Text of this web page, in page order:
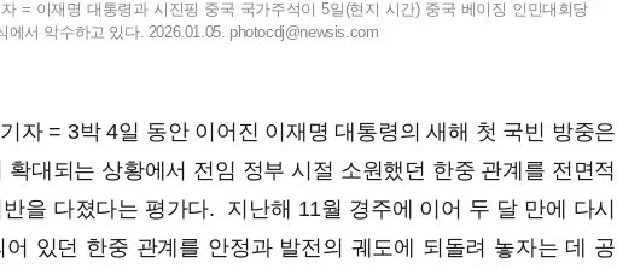
= 이재명 대통령과 시진핑 중국 국가주석이 5일(현지 시간) 중국 베이징 인민대회당
에서 악수하고 있다. 2026.01.05. photocdj@newsis.com
자 = 3박 4일 동안 이어진 이재명 대통령의 새해 첫 국빈 방중은
확대되는 상황에서 전임 정부 시절 소원했던 한중 관계를 전면적
을 다졌다는 평가다. 지난해 11월 경주에 이어 두 달 만에 다시
어 있던 한중 관계를 안정과 발전의 궤도에 되돌려 놓자는 데 공